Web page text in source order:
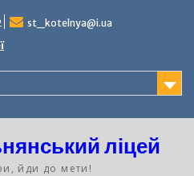
st_kotelnya@i.ua
ліцей
йди до мети!